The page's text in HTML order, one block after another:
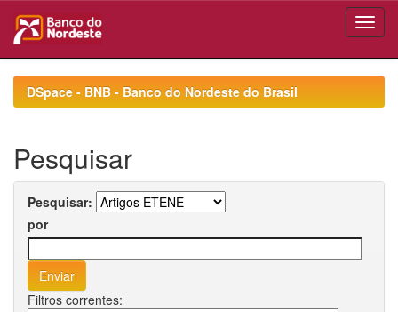
navigationDSpace - BNB - Banco do Nordeste do Brasil
Pesquisar
Pesquisar:
por
Filtros correntes: